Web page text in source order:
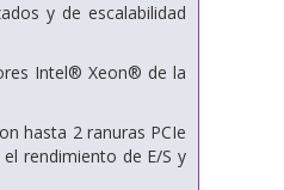
y de escalabilidad
Intel® Xeon® de la
hasta 2 ranuras PCIe
rendimiento de E/S y